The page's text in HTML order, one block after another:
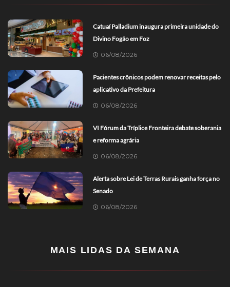
Catuaí Palladium inaugura primeira unidade do
Divino Fogão em Foz
06/08/2026
Pacientes crônicos podem renovar receitas pelo
aplicativo da Prefeitura
06/08/2026
VI Fórum da Tríplice Fronteira debate soberania
e reforma agrária
06/08/2026
Alerta sobre Lei de Terras Rurais ganha força no
Senado
06/08/2026
MAIS LIDAS DA SEMANA